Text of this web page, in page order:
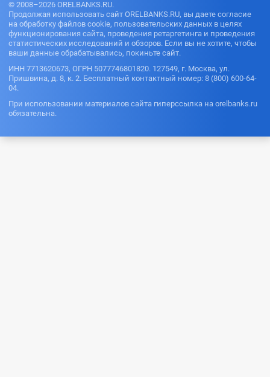
© 2008–2026 ORELBANKS.RU.
Продолжая использовать сайт ORELBANKS.RU, вы даете согласие
на обработку файлов cookie, пользовательских данных в целях
функционирования сайта, проведения ретаргетинга и проведения
статистических исследований и обзоров. Если вы не хотите, чтобы
ваши данные обрабатывались, покиньте сайт.
ИНН 7713620673, ОГРН 5077746801820. 127549, г. Москва, ул.
Пришвина, д. 8, к. 2. Бесплатный контактный номер: 8 (800) 600-64-
04.
При использовании материалов сайта гиперссылка на orelbanks.ru
обязательна.